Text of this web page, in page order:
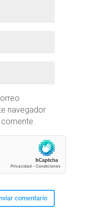
navegador